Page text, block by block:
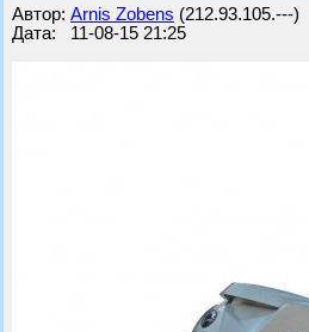
Автор: Arnis Zobens (212.93.105.---)
Дата: 11-08-15 21:25